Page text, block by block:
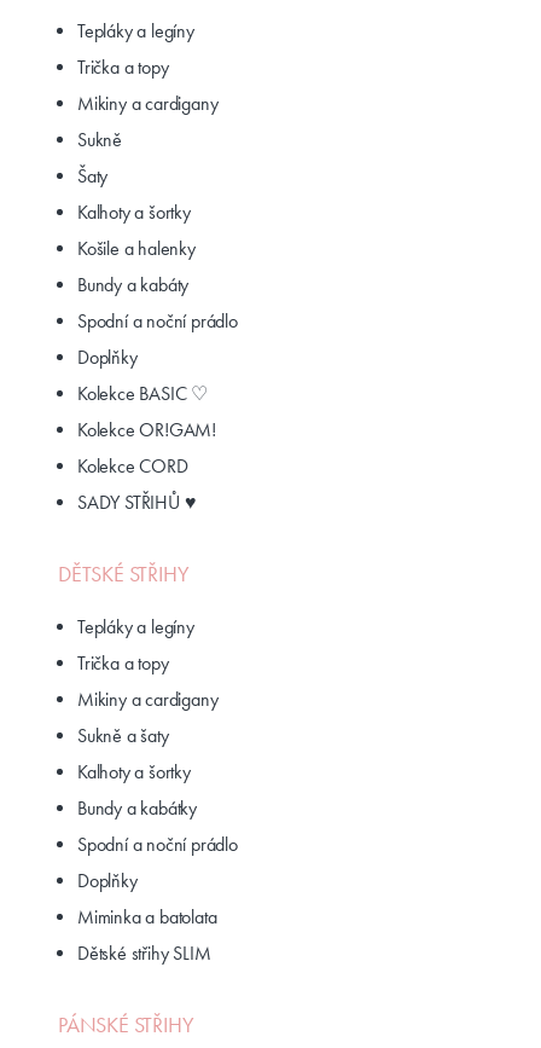
Tepláky a legíny
Trička a topy
Mikiny a cardigany
Sukně
Šaty
Kalhoty a šortky
Košile a halenky
Bundy a kabáty
Spodní a noční prádlo
Doplňky
Kolekce BASIC ♡
Kolekce OR!GAM!
Kolekce CORD
SADY STŘIHŮ ♥
DĚTSKÉ STŘIHY
Tepláky a legíny
Trička a topy
Mikiny a cardigany
Sukně a šaty
Kalhoty a šortky
Bundy a kabátky
Spodní a noční prádlo
Doplňky
Miminka a batolata
Dětské střihy SLIM
PÁNSKÉ STŘIHY